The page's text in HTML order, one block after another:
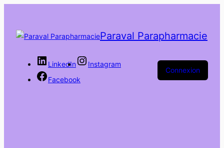
Paraval Parapharmacie
LinkedIn
Instagram
Facebook
Connexion